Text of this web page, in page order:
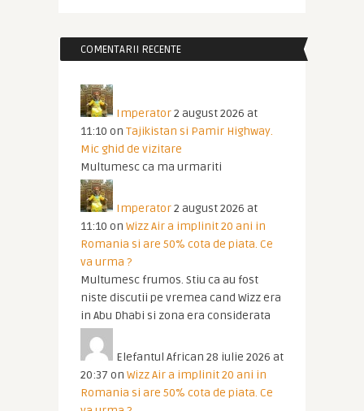
COMENTARII RECENTE
Imperator2 august 2026 at
11:10 on Tajikistan si Pamir Highway.
Mic ghid de vizitare
Multumesc ca ma urmariti
Imperator2 august 2026 at
11:10 on Wizz Air a implinit 20 ani in
Romania si are 50% cota de piata. Ce
va urma ?
Multumesc frumos. Stiu ca au fost
niste discutii pe vremea cand Wizz era
in Abu Dhabi si zona era considerata
Elefantul African 28 iulie 2026 at
20:37 on Wizz Air a implinit 20 ani in
Romania si are 50% cota de piata. Ce